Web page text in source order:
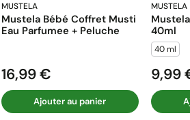
MUSTELA
Mustela Bébé Coffret Musti
Eau Parfumee + Peluche
Prix
16,99 €
Ajouter au panier
MUSTELA
40ml
40 ml
Prix
9,99